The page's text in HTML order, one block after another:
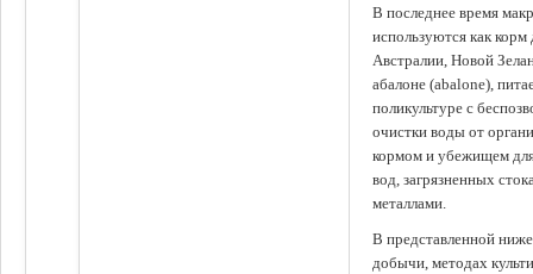
В последнее время
используются как
Австралии, Новой
абалоне (abalone),
поликультуре с
очистки воды от
кормом и убежищем
вод, загрязненных
металлами.
В представленной
добычи, методах